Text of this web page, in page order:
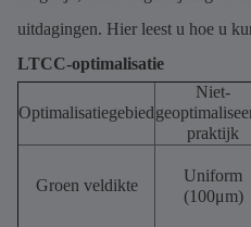
uitdagingen. Hier leest u hoe u
LTCC-optimalisatie
Optimalisatiegebied
Niet-
praktijk
Groen veldikte
Uniform
(100μm)